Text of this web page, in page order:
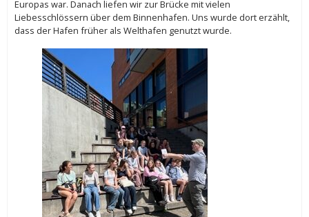
Europas war. Danach liefen wir zur Brücke mit vielen
Liebesschlössern über dem Binnenhafen. Uns wurde dort erzählt,
dass der Hafen früher als Welthafen genutzt wurde.